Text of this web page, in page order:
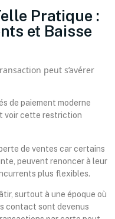
Pratique :
et Baisse
peut s’avérer
de paiement moderne
voir cette restriction
de ventes car certains
peuvent renoncer à leur
plus flexibles.
surtout à une époque où
contact sont devenus